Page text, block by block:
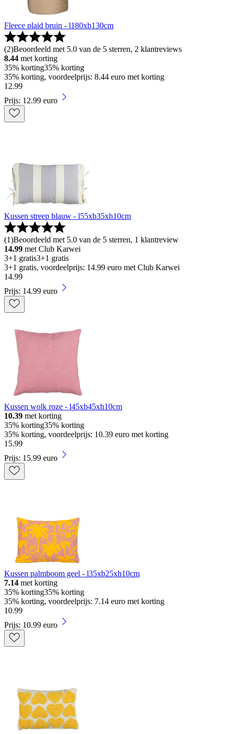
Fleece plaid bruin - l180xb130cm
(2)Beoordeeld met 5.0 van de 5 sterren, 2 klantreviews
8.44 met korting
35% korting35% korting
35% korting, voordeelprijs: 8.44 euro met korting
12.99
Prijs: 12.99 euro
Kussen streep blauw - l55xb35xh10cm
(1)Beoordeeld met 5.0 van de 5 sterren, 1 klantreview
14.99 met Club Karwei
3+1 gratis3+1 gratis
3+1 gratis, voordeelprijs: 14.99 euro met Club Karwei
14.99
Prijs: 14.99 euro
Kussen wolk roze - l45xb45xh10cm
10.39 met korting
35% korting35% korting
35% korting, voordeelprijs: 10.39 euro met korting
15.99
Prijs: 15.99 euro
Kussen palmboom geel - l35xb25xh10cm
7.14 met korting
35% korting35% korting
35% korting, voordeelprijs: 7.14 euro met korting
10.99
Prijs: 10.99 euro